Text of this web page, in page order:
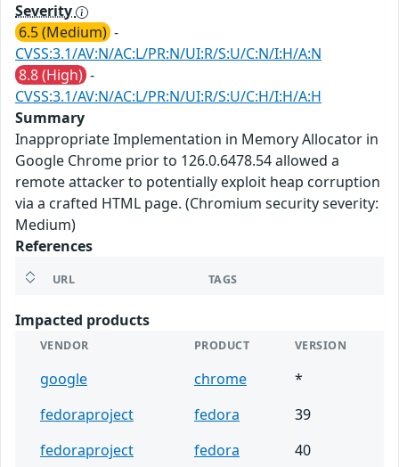
Severity
6.5 (Medium) -
CVSS:3.1/AV:N/AC:L/PR:N/UI:R/S:U/C:N/I:H/A:N
8.8 (High) -
CVSS:3.1/AV:N/AC:L/PR:N/UI:R/S:U/C:H/I:H/A:H
Summary
Inappropriate Implementation in Memory Allocator in
Google Chrome prior to 126.0.6478.54 allowed a
remote attacker to potentially exploit heap corruption
via a crafted HTML page. (Chromium security severity:
Medium)
References
URL TAGS
Impacted products
VENDOR PRODUCT VERSION
google chrome
*
fedoraproject
fedora
39
fedoraproject
fedora 40